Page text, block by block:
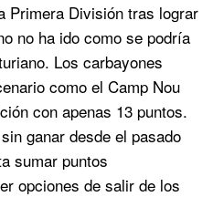
Primera División tras lograr
no ha ido como se podría
Los carbayones
como el Camp Nou
con apenas 13 puntos.
ganar desde el pasado
sumar puntos
opciones de salir de los